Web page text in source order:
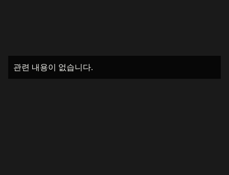
관련 내용이 없습니다.